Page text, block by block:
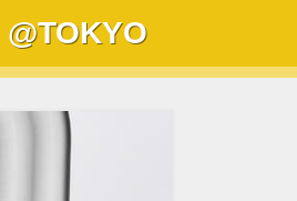
@TOKYO